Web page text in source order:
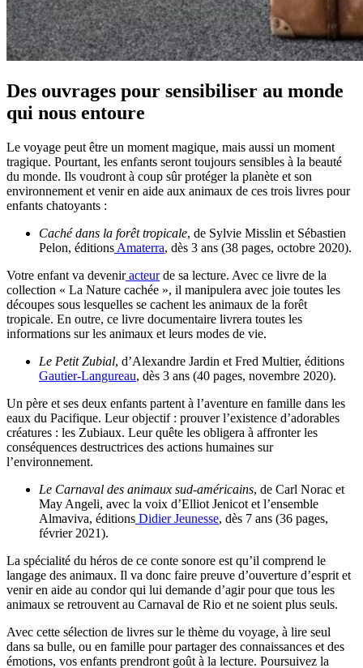
Des ouvrages pour sensibiliser au monde
qui nous entoure
Le voyage peut être un moment magique, mais aussi un moment
tragique. Pourtant, les enfants seront toujours sensibles à la beauté
du monde. Ils voudront à coup sûr protéger la planète et son
environnement et venir en aide aux animaux de ces trois livres pour
enfants chatoyants :
Caché dans la forêt tropicale, de Sylvie Misslin et Sébastien
Pelon, éditions Amaterra, dès 3 ans (38 pages, octobre 2020).
Votre enfant va devenir acteurde sa lecture. Avec ce livre de la
collection « La Nature cachée », il manipulera avec joie toutes les
découpes sous lesquelles se cachent les animaux de la forêt
tropicale. En outre, ce livre documentaire livrera toutes les
informations sur les animaux et leurs modes de vie.
Le Petit Zubial, d’Alexandre Jardin et Fred Multier, éditions
Gautier-Langureau, dès 3 ans (40 pages, novembre 2020).
Un père et ses deux enfants partent à l’aventure en famille dans les
eaux du Pacifique. Leur objectif : prouver l’existence d’adorables
créatures : les Zubiaux. Leur quête les obligera à affronter les
conséquences destructrices des actions humaines sur
l’environnement.
Le Carnaval des animaux sud-américains, de Carl Norac et
May Angeli, avec la voix d’Elliot Jenicot et l’ensemble
Almaviva, éditions Didier Jeunesse, dès 7 ans (36 pages,
février 2021).
La spécialité du héros de ce conte sonore est qu’il comprend le
langage des animaux. Il va donc faire preuve d’ouverture d’esprit et
venir en aide au condor qui lui demande d’agir pour que tous les
animaux se retrouvent au Carnaval de Rio et ne soient plus seuls.
Avec cette sélection de livres sur le thème du voyage, à lire seul
dans sa bulle, ou en famille pour partager des connaissances et des
émotions, vos enfants prendront goût à la lecture. Poursuivez la